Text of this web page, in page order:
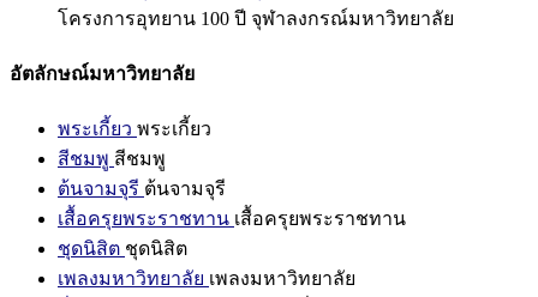
โครงการอุทยาน 100 ปี จุฬาลงกรณ์มหาวิทยาลัย
อัตลักษณ์มหาวิทยาลัย
พระเกี้ยว พระเกี้ยว
สีชมพู สีชมพู
ต้นจามจุรี ต้นจามจุรี
เสื้อครุยพระราชทาน เสื้อครุยพระราชทาน
ชุดนิสิต ชุดนิสิต
เพลงมหาวิทยาลัย เพลงมหาวิทยาลัย